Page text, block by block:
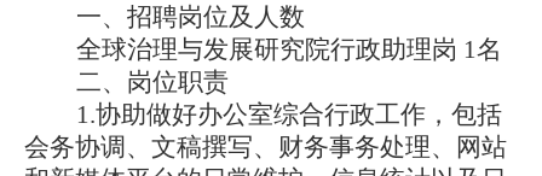
一、招聘岗位及人数
全球治理与发展研究院行政助理岗 1名
二、岗位职责
1.协助做好办公室综合行政工作，包括
会务协调、文稿撰写、财务事务处理、网站